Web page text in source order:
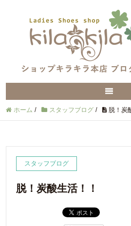
ホーム / スタッフブログ / 脱！炭
スタッフブログ
脱！炭酸生活！！